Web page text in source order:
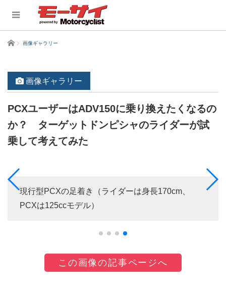
ホーム 画像ギャラリー
画像ギャラリー
PCXユーザーはADV150に乗り換えたくなるの
か？ ターゲットドンピシャのライダーが試
乗して考えてみた
現行型PCXの足着き（ライダーは身長170cm、
PCXは125ccモデル）
この画像の記事ページへ